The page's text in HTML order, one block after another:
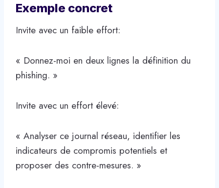
Exemple concret
Invite avec un faible effort:
« Donnez-moi en deux lignes la définition du
phishing. »
Invite avec un effort élevé:
« Analyser ce journal réseau, identifier les
indicateurs de compromis potentiels et
proposer des contre-mesures. »